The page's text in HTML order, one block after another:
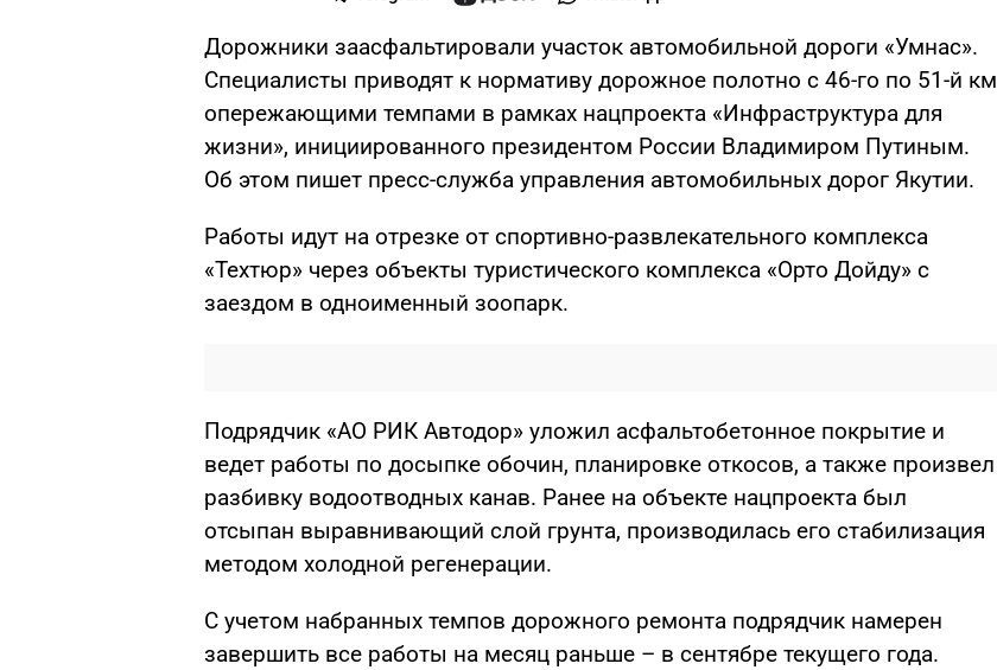
Дорожники заасфальтировали участок автомобильной дороги «Умнас».
Специалисты приводят к нормативу дорожное полотно с 46-го по 51-й км
опережающими темпами в рамках нацпроекта «Инфраструктура для
жизни», инициированного президентом России Владимиром Путиным.
Об этом пишет пресс-служба управления автомобильных дорог Якутии.
Работы идут на отрезке от спортивно-развлекательного комплекса
«Техтюр» через объекты туристического комплекса «Орто Дойду» с
заездом в одноименный зоопарк.
Подрядчик «АО РИК Автодор» уложил асфальтобетонное покрытие и
ведет работы по досыпке обочин, планировке откосов, а также произвел
разбивку водоотводных канав. Ранее на объекте нацпроекта был
отсыпан выравнивающий слой грунта, производилась его стабилизация
методом холодной регенерации.
С учетом набранных темпов дорожного ремонта подрядчик намерен
завершить все работы на месяц раньше – в сентябре текущего года.